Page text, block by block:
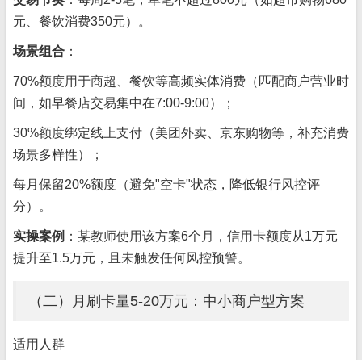
元、餐饮消费350元）。
场景组合 ：
70%额度用于商超、餐饮等高频实体消费（匹配商户营业时
间，如早餐店交易集中在7:00-9:00）；
30%额度绑定线上支付（美团外卖、京东购物等，补充消费
场景多样性）；
每月保留20%额度（避免"空卡"状态，降低银行风控评
分）。
实操案例 ：某教师使用该方案6个月，信用卡额度从1万元
提升至1.5万元，且未触发任何风控预警。
（二）月刷卡量5-20万元：中小商户型方案
适用人群